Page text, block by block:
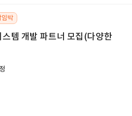
임박
템 개발 파트너 모집(다양한